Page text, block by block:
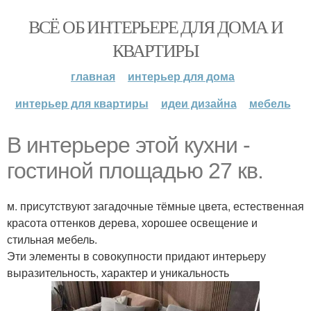
ВСЁ ОБ ИНТЕРЬЕРЕ ДЛЯ ДОМА И
КВАРТИРЫ
главная
интерьер для дома
интерьер для квартиры
идеи дизайна мебель
В интерьере этой кухни -
гостиной площадью 27 кв.
м. присутствуют загадочные тёмные цвета, естественная
красота оттенков дерева, хорошее освещение и
стильная мебель.
Эти элементы в совокупности придают интерьеру
выразительность, характер и уникальность